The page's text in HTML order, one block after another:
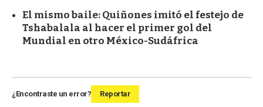
El mismo baile: Quiñones imitó el festejo de
Tshabalala al hacer el primer gol del
Mundial en otro México-Sudáfrica
¿Encontraste un error? Reportar